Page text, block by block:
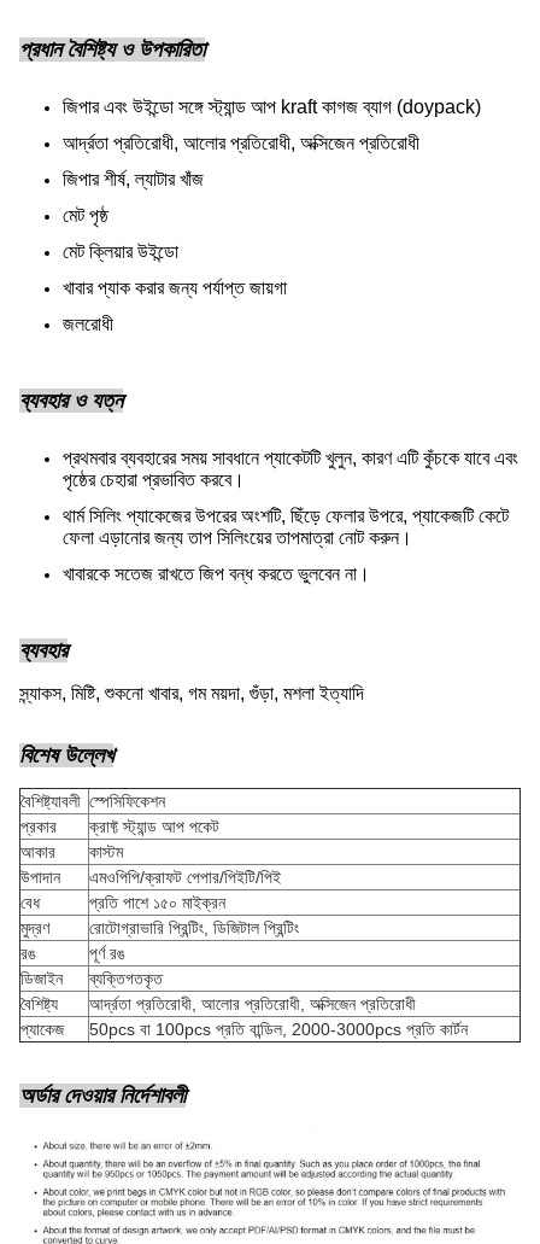
প্রধান বৈশিষ্ট্য ও উপকারিতা
জিপার এবং উইন্ডো সঙ্গে স্ট্যান্ড আপ kraft কাগজ ব্যাগ (doypack)
আর্দ্রতা প্রতিরোধী, আলোর প্রতিরোধী, অক্সিজেন প্রতিরোধী
জিপার শীর্ষ, ল্যাটার খাঁজ
মেট পৃষ্ঠ
মেট ক্লিয়ার উইন্ডো
খাবার প্যাক করার জন্য পর্যাপ্ত জায়গা
জলরোধী
ব্যবহার ও যত্ন
প্রথমবার ব্যবহারের সময় সাবধানে প্যাকেটটি খুলুন, কারণ এটি কুঁচকে যাবে এবং
পৃষ্ঠের চেহারা প্রভাবিত করবে।
থার্ম সিলিং প্যাকেজের উপরের অংশটি, ছিঁড়ে ফেলার উপরে, প্যাকেজটি কেটে
ফেলা এড়ানোর জন্য তাপ সিলিংয়ের তাপমাত্রা নোট করুন।
খাবারকে সতেজ রাখতে জিপ বন্ধ করতে ভুলবেন না।
ব্যবহার
স্ন্যাকস, মিষ্টি, শুকনো খাবার, গম ময়দা, গুঁড়া, মশলা ইত্যাদি
বিশেষ উল্লেখ
বৈশিষ্ট্যাবলী স্পেসিফিকেশন
প্রকার
ক্রাফ্ট স্ট্যান্ড আপ পকেট
আকার
কাস্টম
উপাদান
এমওপিপি/ক্রাফট পেপার/পিইটি/পিই
বেধ
প্রতি পাশে ১৫০ মাইক্রন
মুদ্রণ
রোটোগ্রাভারি প্রিন্টিং, ডিজিটাল প্রিন্টিং
রঙ
পূর্ণ রঙ
ডিজাইন
ব্যক্তিগতকৃত
বৈশিষ্ট্য
আর্দ্রতা প্রতিরোধী, আলোর প্রতিরোধী, অক্সিজেন প্রতিরোধী
প্যাকেজ
50pcs বা 100pcs প্রতি বান্ডিল, 2000-3000pcs প্রতি কার্টন
অর্ডার দেওয়ার নির্দেশাবলী